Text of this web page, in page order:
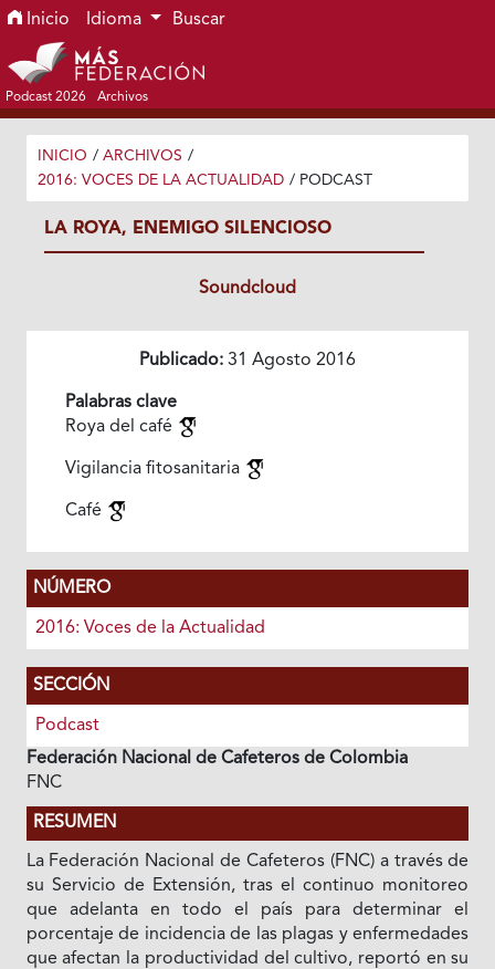
Ir al menú de navegación principal
Ir al contenido principal
Ir al pie de página del sitio
Inicio Idioma Buscar
Podcast 2026 Archivos
INICIO / ARCHIVOS /
2016: VOCES DE LA ACTUALIDAD / PODCAST
LA ROYA, ENEMIGO SILENCIOSO
Soundcloud
Publicado: 31 Agosto 2016
Palabras clave
Roya del café
Vigilancia fitosanitaria
Café
NÚMERO
2016: Voces de la Actualidad
SECCIÓN
Podcast
Federación Nacional de Cafeteros de Colombia
FNC
RESUMEN
La Federación Nacional de Cafeteros (FNC) a través de
su Servicio de Extensión, tras el continuo monitoreo
que adelanta en todo el país para determinar el
porcentaje de incidencia de las plagas y enfermedades
que afectan la productividad del cultivo, reportó en su